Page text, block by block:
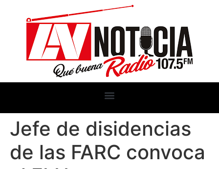
Jefe de disidencias
de las FARC convoca